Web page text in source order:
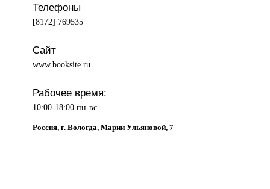
Телефоны
[8172] 769535
Сайт
www.booksite.ru
Рабочее время:
10:00-18:00 пн-вс
Россия, г. Вологда, Марии Ульяновой, 7